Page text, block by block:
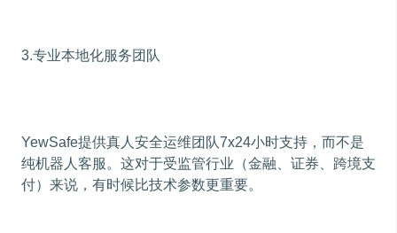
3.专业本地化服务团队
YewSafe提供真人安全运维团队7x24小时支持，而不是
纯机器人客服。这对于受监管行业（金融、证券、跨境支
付）来说，有时候比技术参数更重要。